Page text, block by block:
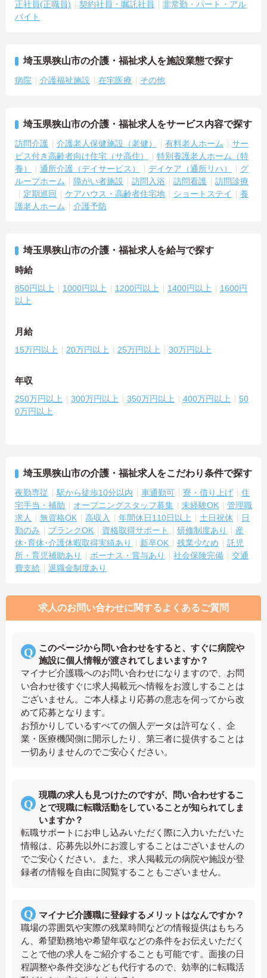
正社員(正職員) 契約社員・嘱託社員
非常勤・パート・アル
バイト
埼玉県狭山市の介護・福祉求人を施設業態で探す
病院 介護福祉施設 在宅医療 その他
埼玉県狭山市の介護・福祉求人をサービス内容で探す
訪問介護 介護老人保健施設（老健） 有料老人ホーム
サー
ビス付き高齢者向け住宅（サ高住）
特別養護老人ホーム（特
養）
通所介護（デイサービス） デイケア（通所リハ）
グ
ループホーム
障がい者施設 訪問入浴 訪問看護
訪問診療
定期巡回
ケアハウス・高齢者住宅地 ショートステイ
養
護老人ホーム
介護予防
埼玉県狭山市の介護・福祉求人を給与で探す
時給
850円以上 1000円以上 1200円以上 1400円以上
1600円
以上
月給
15万円以上 20万円以上 25万円以上 30万円以上
年収
250万円以上 300万円以上 350万円以上 400万円以上
50
0万円以上
埼玉県狭山市の介護・福祉求人をこだわり条件で探す
夜勤専従 駅から徒歩10分以内 車通勤可 寮・借り上げ
住
宅手当・補助
オープニングスタッフ募集 未経験OK
管理職
求人
無資格OK 高収入 年間休日110日以上 土日祝休
日
勤のみ
ブランクOK 資格取得サポート 研修制度あり
産
休･育休･介護休暇取得実績あり
新卒OK 残業少なめ
託児
所・育児補助あり
ボーナス・賞与あり 社会保険完備
交通
費支給
退職金制度あり
求人のお問い合わせに関するよくあるご質問
このページから問い合わせをすると、すぐに病院や
施設に個人情報が渡されてしまいますか？
マイナビ介護職へのお問い合わせになりますので、お問
い合わせ後すぐに求人掲載元へ情報をお渡しすることは
ございません。ご本人様より応募の意志を伺ってから改
めて応募となります。
お預かりしているすべての個人データは許可なく、企
業・医療機関側に開示したり、第三者に提供することは
一切ありませんのでご安心ください。
現職の求人も見つけたのですが、問い合わせするこ
とで現職に転職活動をしていることが知られてしま
いますか？
転職サポートにお申し込みいただく際に入力いただいた
情報は、応募先以外にお渡しすることはございませんの
でご安心ください。また、求人掲載元の病院や施設が登
録者の情報を自由に閲覧することもございません。
マイナビ介護職に登録するメリットはなんですか？
職場の雰囲気や実際の残業時間などの情報提供はもちろ
ん、希望勤務地や希望年収などの条件をお伝えいただく
ことで他の求人をご紹介することも可能です。面接の日
程調整や条件交渉なども代行するので、効率的に転職活